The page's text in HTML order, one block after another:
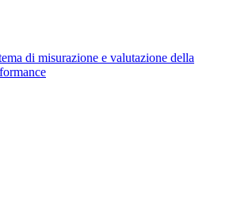
di misurazione e valutazione della